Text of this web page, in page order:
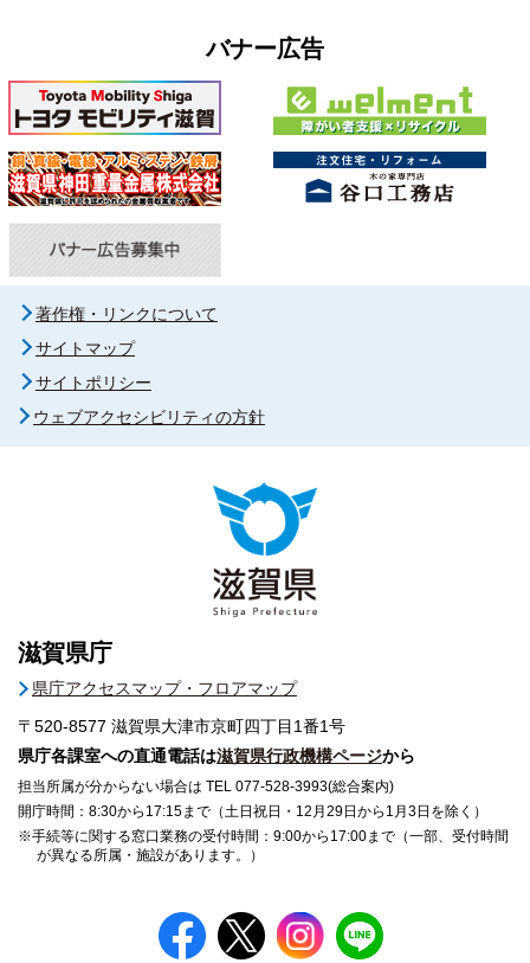
バナー広告
著作権・リンクについて
サイトマップ
サイトポリシー
ウェブアクセシビリティの方針
滋賀県庁
県庁アクセスマップ・フロアマップ
〒520-8577 滋賀県大津市京町四丁目1番1号
県庁各課室への直通電話は滋賀県行政機構ページから
担当所属が分からない場合は TEL 077-528-3993(総合案内)
開庁時間：8:30から17:15まで（土日祝日・12月29日から1月3日を除く）
※手続等に関する窓口業務の受付時間：9:00から17:00まで（一部、受付時間
が異なる所属・施設があります。）